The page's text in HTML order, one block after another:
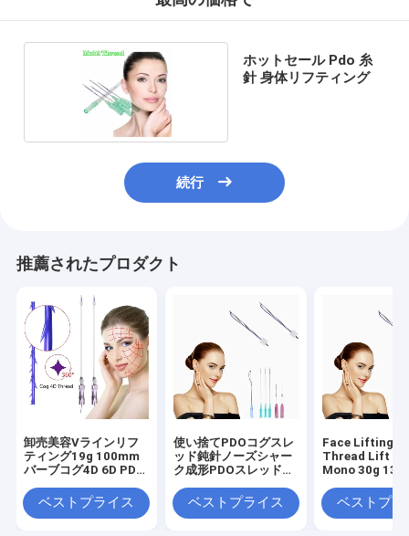
ホットセール Pdo 糸
針 身体リフティング
続行
推薦されたプロダクト
卸売美容Vラインリフ
ティング19g 100mm
バーブコグ4D 6D PDO
ベストプライス
使い捨てPDOコグスレ
ッド鈍針ノーズシャー
ク成形PDOスレッドリ
ベストプライス
Face Lifting
Thread Lift
Mono 30g
ベストプラ